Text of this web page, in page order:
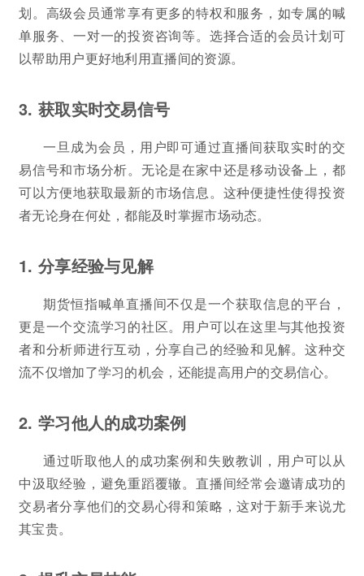
划。高级会员通常享有更多的特权和服务，如专属的喊
单服务、一对一的投资咨询等。选择合适的会员计划可
以帮助用户更好地利用直播间的资源。
3. 获取实时交易信号
一旦成为会员，用户即可通过直播间获取实时的交
易信号和市场分析。无论是在家中还是移动设备上，都
可以方便地获取最新的市场信息。这种便捷性使得投资
者无论身在何处，都能及时掌握市场动态。
1. 分享经验与见解
期货恒指喊单直播间不仅是一个获取信息的平台，
更是一个交流学习的社区。用户可以在这里与其他投资
者和分析师进行互动，分享自己的经验和见解。这种交
流不仅增加了学习的机会，还能提高用户的交易信心。
2. 学习他人的成功案例
通过听取他人的成功案例和失败教训，用户可以从
中汲取经验，避免重蹈覆辙。直播间经常会邀请成功的
交易者分享他们的交易心得和策略，这对于新手来说尤
其宝贵。